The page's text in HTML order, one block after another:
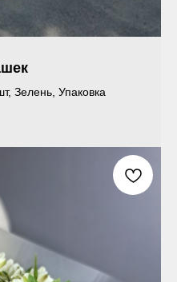
Зелень, Упаковка